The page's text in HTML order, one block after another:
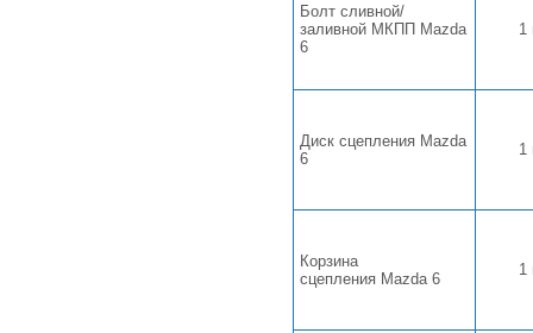
Болт сливной/
заливной МКПП Mazda
6
1
Диск сцепления Mazda
6
1
Корзина
сцепления Mazda 6
1